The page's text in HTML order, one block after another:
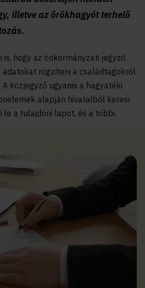
illetve az örökhagyót terhelő
is, hogy az önkormányzati jegyző
adatokat rögzíteni a családtagokról
közjegyző ugyanis a hagyatéki
alapján hivatalból keresi
le a tulajdoni lapot, és a többi.